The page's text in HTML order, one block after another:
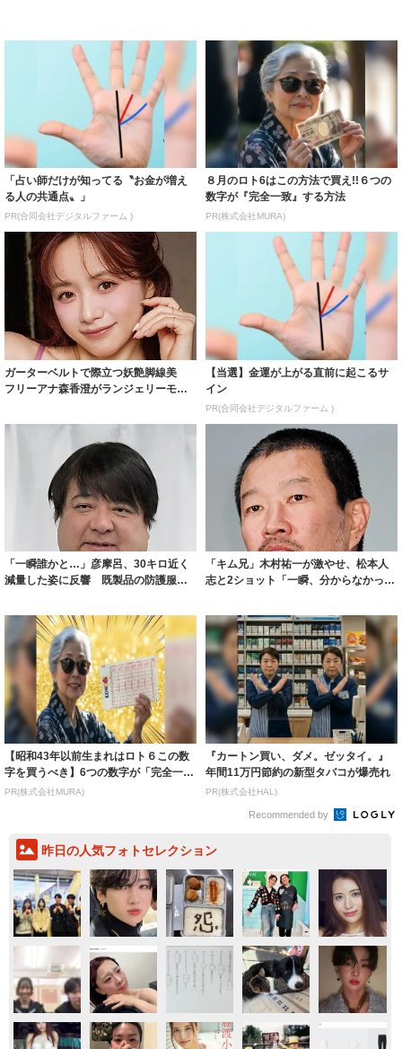
「占い師だけが知ってる〝お金が増え
る人の共通点〟」
PR(合同会社デジタルファーム )
８月のロト6はこの方法で買え!!６つの
数字が『完全一致』する方法
PR(株式会社MURA)
ガーターベルトで際立つ妖艶脚線美
フリーアナ森香澄がランジェリーモデ
【当選】金運が上がる直前に起こるサ
イン
PR(合同会社デジタルファーム )
「一瞬誰かと…」彦摩呂、30キロ近く
減量した姿に反響 既製品の防護服が
「キム兄」木村祐一が激やせ、松本人
志と2ショット「一瞬、分からなかった
【昭和43年以前生まれはロト６この数
字を買うべき】6つの数字が「完全一
致」する方...
PR(株式会社MURA)
『カートン買い、ダメ。ゼッタイ。』
年間11万円節約の新型タバコが爆売れ
PR(株式会社HAL)
Recommended by
昨日の人気フォトセレクション